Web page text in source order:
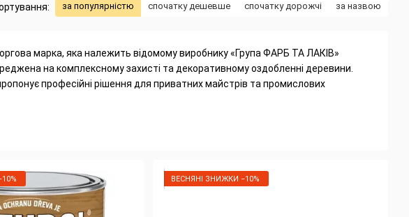
за популярністю спочатку дешевше спочатку дорожчі за назвою
марка, яка належить відомому виробнику «Група ФАРБ ТА ЛАКІВ»
на комплексному захисті та декоративному оздобленні деревини.
професійні рішення для приватних майстрів та промислових
продукція виготовляється безпосередньо в Чехії з суворим дотриманням
ВЕСНЯНІ ЗНИЖКИ −10%